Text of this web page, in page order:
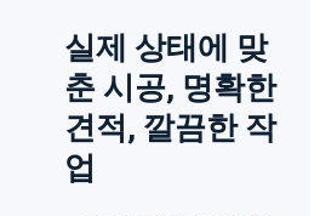
실제 상태에 맞
춘 시공, 명확한
견적, 깔끔한 작
업